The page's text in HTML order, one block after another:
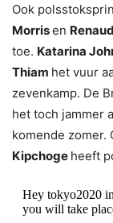
Ook
Morrisen
toe. Katarina
Thiam het vuur
zevenkamp. De
het toch jammer
komende zomer.
Kipchoge heeft
Hey tokyo2020
you will take